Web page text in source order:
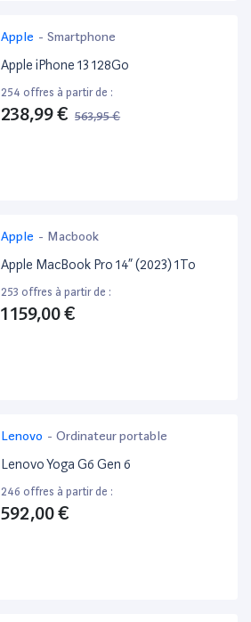
Apple - Smartphone
Apple iPhone 13 128Go
254 offres à partir de :
238,99 € 563,95 €
Apple - Macbook
Apple MacBook Pro 14” (2023) 1To
253 offres à partir de :
1 159,00 €
Lenovo - Ordinateur portable
Lenovo Yoga G6 Gen 6
246 offres à partir de :
592,00 €